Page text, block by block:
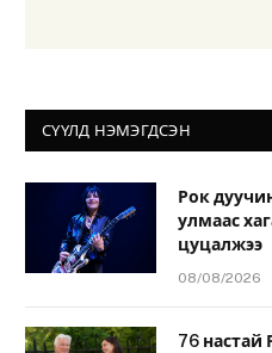
СҮҮЛД НЭМЭГДСЭН
Рок
улмаас
цуцалжээ
08/08/2026
76 настай